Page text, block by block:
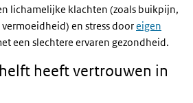
lichamelijke klachten (zoals buikpijn,
en stress dooreigen
een slechtere ervaren gezondheid.
heeft vertrouwen in